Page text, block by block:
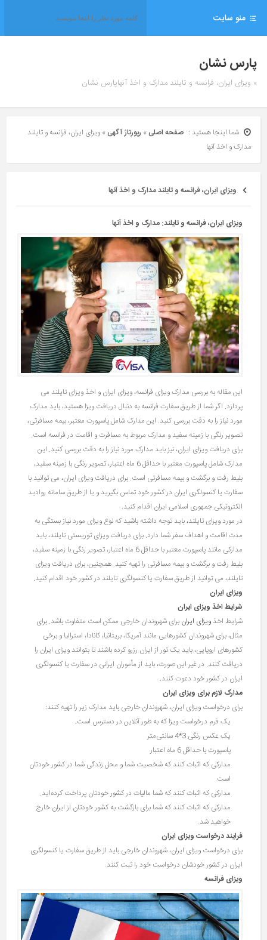
منو سایت
پارس نشان
» ویزای ایران، فرانسه و تایلند مدارک و اخذ آنهاپارس نشان
شما اینجا هستید : صفحه اصلی» رپورتاژ آگهی»ویزای ایران، فرانسه و تایلند
مدارک و اخذ آنها
ویزای ایران، فرانسه و تایلند مدارک و اخذ آنها
ویزای ایران، فرانسه و تایلند: مدارک و اخذ آنها
این مقاله به بررسی مدارک ویزای فرانسه، ویزای ایران و اخذ ویزای تایلند می
پردازد. اگر شما از طریق سفارت فرانسه به دنبال دریافت ویزا هستید، باید مدارک
مورد نیاز را به دقت بررسی کنید. این مدارک شامل پاسپورت معتبر، بیمه مسافرتی،
تصویر رنگی با زمینه سفید و مدارک مربوط به مسافرت و اقامت در فرانسه است.
برای دریافت ویزای ایران، نیز باید مدارک مورد نیاز را به دقت بررسی کنید. این
مدارک شامل پاسپورت معتبر با حداقل 6 ماه اعتبار، تصویر رنگی با زمینه سفید،
بلیط رفت و برگشت و بیمه مسافرتی است. برای دریافت ویزای ایران، می توانید با
سفارت یا کنسولگری ایران در کشور خود تماس بگیرید و یا از طریق سامانه روادید
الکترونیکی جمهوری اسلامی ایران اقدام کنید.
در مورد ویزای تایلند، باید توجه داشته باشید که نوع ویزای مورد نیاز بستگی به
مدت اقامت و اهداف سفر شما دارد. برای دریافت ویزای توریستی تایلند، باید
مدارکی مانند پاسپورت معتبر با حداقل 6 ماه اعتبار، تصویر رنگی با زمینه سفید،
بلیط رفت و برگشت و بیمه مسافرتی را تهیه کنید. همچنین، برای دریافت ویزای
تایلند، می توانید از طریق سفارت یا کنسولگری تایلند در کشور خود اقدام کنید.
ویزای ایران
شرایط اخذ ویزای ایران
شرایط اخذویزای ایران برای شهروندان خارجی ممکن است متفاوت باشد. برای
مثال، برای شهروندان کشورهایی مانند آمریکا، بریتانیا، کانادا، استرالیا و برخی
کشورهای اروپایی، باید یک تور از ایران رزرو کرده باشند تا بتوانند ویزای ایران را
دریافت کنند. در غیر این صورت، باید از مأموران ایرانی در سفارت یا کنسولگری
ایران در کشور خود دعوت کنند.
مدارک لازم برای ویزای ایران
برای درخواست ویزای ایران، شهروندان خارجی باید مدارک زیر را تهیه کنند:
یک فرم درخواست ویزا که به طور آنلاین در دسترس است.
یک عکس رنگی 3*4 سانتی‌متر
پاسپورت با حداقل 6 ماه اعتبار
مدارکی که اثبات کنند که شخصیت شما و محل زندگی شما در کشور خودتان
است.
مدارکی که اثبات کنند که شما مالیات در کشور خودتان پرداخت کرده‌اید.
مدارکی که اثبات کنند که شما برای بازگشت به کشور خودتان از ایران خارج
خواهید شد.
فرایند درخواست ویزای ایران
برای درخواست ویزای ایران، شهروندان خارجی باید از طریق سفارت یا کنسولگری
ایران در کشور خودشان درخواست خود را ثبت کنند.
ویزای فرانسه